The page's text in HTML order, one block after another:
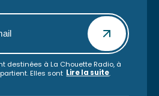
destinées à La Chouette Radio, à
Elles sont Lire la suite.